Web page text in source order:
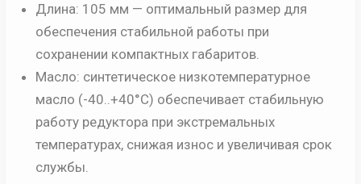
Длина: 105 мм — оптимальный размер для
обеспечения стабильной работы при
сохранении компактных габаритов.
Масло: синтетическое низкотемпературное
масло (-40..+40°C) обеспечивает стабильную
работу редуктора при экстремальных
температурах, снижая износ и увеличивая срок
службы.